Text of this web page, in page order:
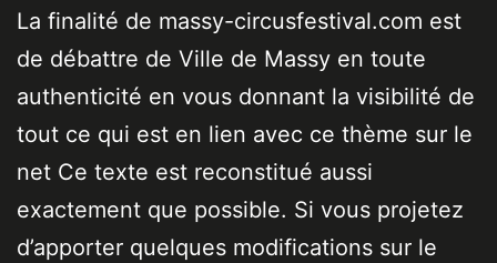
La finalité de massy-circusfestival.com est
de débattre de Ville de Massy en toute
authenticité en vous donnant la visibilité de
tout ce qui est en lien avec ce thème sur le
net Ce texte est reconstitué aussi
exactement que possible. Si vous projetez
d’apporter quelques modifications sur le